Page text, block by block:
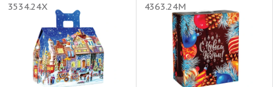
3534.24Х 4363.24М